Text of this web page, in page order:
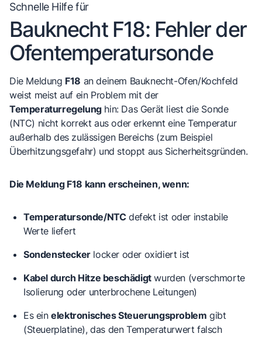
Schnelle Hilfe für
Bauknecht F18: Fehler der
Ofentemperatursonde
Die Meldung F18 an deinem Bauknecht-Ofen/Kochfeld
weist meist auf ein Problem mit der
Temperaturregelunghin: Das Gerät liest die Sonde
(NTC) nicht korrekt aus oder erkennt eine Temperatur
außerhalb des zulässigen Bereichs (zum Beispiel
Überhitzungsgefahr) und stoppt aus Sicherheitsgründen.
Die Meldung F18 kann erscheinen, wenn:
Temperatursonde/NTCdefekt ist oder instabile
Werte liefert
Sondensteckerlocker oder oxidiert ist
Kabel durch Hitze beschädigtwurden (verschmorte
Isolierung oder unterbrochene Leitungen)
Es einelektronisches Steuerungsproblem gibt
(Steuerplatine), das den Temperaturwert falsch